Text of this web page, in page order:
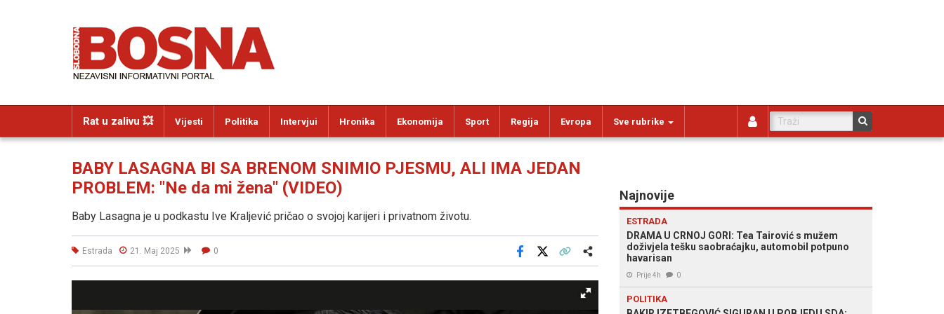
Rat u zalivu 💥 Vijesti Politika Intervjui Hronika Ekonomija Sport Regija Evropa Sve rubrike
BABY LASAGNA BI SA BRENOM SNIMIO PJESMU, ALI IMA JEDAN
PROBLEM: "Ne da mi žena" (VIDEO)
Baby Lasagna je u podkastu Ive Kraljević pričao o svojoj karijeri i privatnom životu.
Estrada 21. Maj 2025 0
Facebook
Najnovije
ESTRADA
DRAMA U CRNOJ GORI: Tea Tairović s mužem
doživjela tešku saobraćajku, automobil potpuno
havarisan
Prije 4h 0
POLITIKA